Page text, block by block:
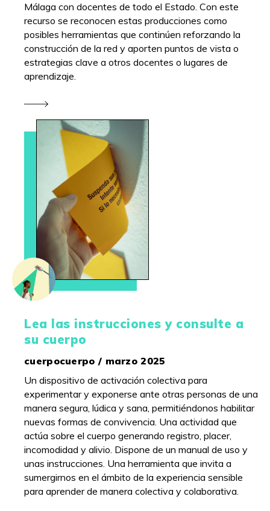
Málaga con docentes de todo el Estado. Con este
recurso se reconocen estas producciones como
posibles herramientas que continúen reforzando la
construcción de la red y aporten puntos de vista o
estrategias clave a otros docentes o lugares de
aprendizaje.
Lea las instrucciones y consulte a
su cuerpo
cuerpocuerpo / marzo 2025
Un dispositivo de activación colectiva para
experimentar y exponerse ante otras personas de una
manera segura, lúdica y sana, permitiéndonos habilitar
nuevas formas de convivencia. Una actividad que
actúa sobre el cuerpo generando registro, placer,
incomodidad y alivio. Dispone de un manual de uso y
unas instrucciones. Una herramienta que invita a
sumergirnos en el ámbito de la experiencia sensible
para aprender de manera colectiva y colaborativa.